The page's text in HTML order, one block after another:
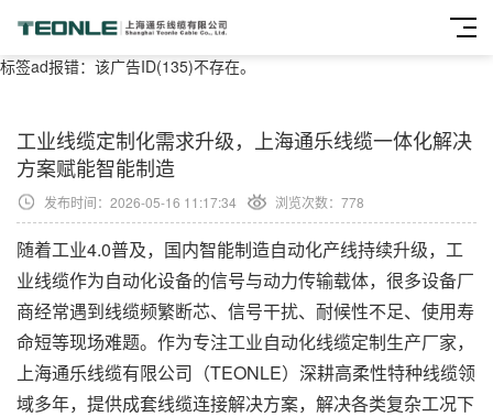
标签ad报错：该广告ID(135)不存在。
工业线缆定制化需求升级，上海通乐线缆一体化解决
方案赋能智能制造
发布时间：2026-05-16 11:17:34 浏览次数： 778
随着工业4.0普及，国内智能制造自动化产线持续升级，工
业线缆作为自动化设备的信号与动力传输载体，很多设备厂
商经常遇到线缆频繁断芯、信号干扰、耐候性不足、使用寿
命短等现场难题。作为专注工业自动化线缆定制生产厂家，
上海通乐线缆有限公司（TEONLE）深耕高柔性特种线缆领
域多年，提供成套线缆连接解决方案，解决各类复杂工况下